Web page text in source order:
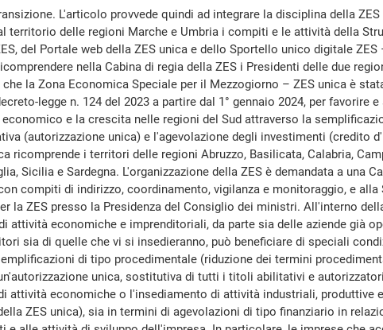
L'articolo provvede quindi ad integrare la disciplina della ZES
territorio delle regioni Marche e Umbria i compiti e le attività della
del Portale web della ZES unica e dello Sportello unico digitale ZES
nella Cabina di regia della ZES i Presidenti delle due
la Zona Economica Speciale per il Mezzogiorno – ZES unica è
legge n. 124 del 2023 a partire dal 1° gennaio 2024, per favorire
e la crescita nelle regioni del Sud attraverso la
(autorizzazione unica) e l'agevolazione degli investimenti (credito
ricomprende i territori delle regioni Abruzzo, Basilicata, Calabria,
Sicilia e Sardegna. L'organizzazione della ZES è demandata a una
compiti di indirizzo, coordinamento, vigilanza e monitoraggio, e alla
la ZES presso la Presidenza del Consiglio dei ministri. All'interno
attività economiche e imprenditoriali, da parte sia delle aziende già
sia di quelle che vi si insedieranno, può beneficiare di speciali
di tipo procedimentale (riduzione dei termini
unica, sostitutiva di tutti i titoli abilitativi e
attività economiche o l'insediamento di attività industriali, produttive
ZES unica), sia in termini di agevolazioni di tipo finanziario in